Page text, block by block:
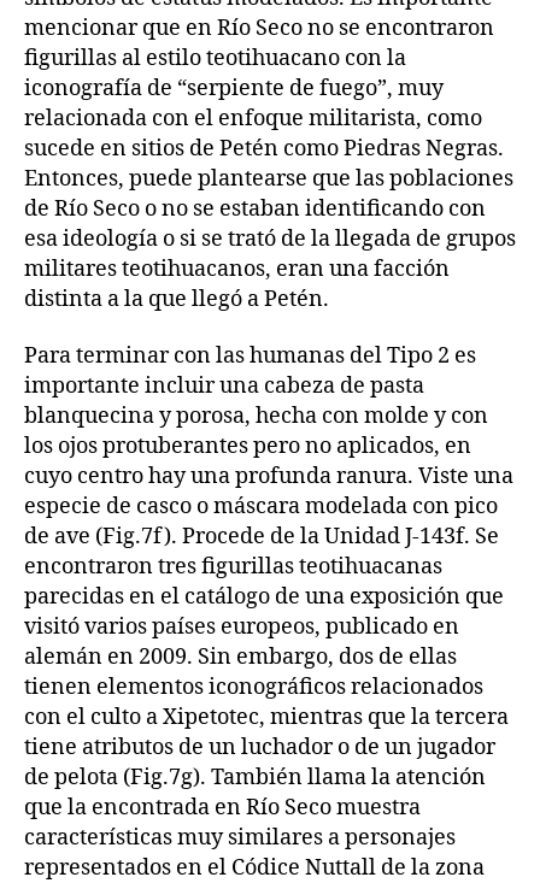
mencionar que en Río Seco no se encontraron
figurillas al estilo teotihuacano con la
iconografía de “serpiente de fuego”, muy
relacionada con el enfoque militarista, como
sucede en sitios de Petén como Piedras Negras.
Entonces, puede plantearse que las poblaciones
de Río Seco o no se estaban identificando con
esa ideología o si se trató de la llegada de grupos
militares teotihuacanos, eran una facción
distinta a la que llegó a Petén.
Para terminar con las humanas del Tipo 2 es
importante incluir una cabeza de pasta
blanquecina y porosa, hecha con molde y con
los ojos protuberantes pero no aplicados, en
cuyo centro hay una profunda ranura. Viste una
especie de casco o máscara modelada con pico
de ave (Fig.7f). Procede de la Unidad J-143f. Se
encontraron tres figurillas teotihuacanas
parecidas en el catálogo de una exposición que
visitó varios países europeos, publicado en
alemán en 2009. Sin embargo, dos de ellas
tienen elementos iconográficos relacionados
con el culto a Xipetotec, mientras que la tercera
tiene atributos de un luchador o de un jugador
de pelota (Fig.7g). También llama la atención
que la encontrada en Río Seco muestra
características muy similares a personajes
representados en el Códice Nuttall de la zona